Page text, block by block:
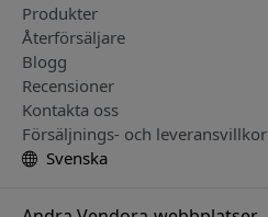
Produkter
Återförsäljare
Blogg
Recensioner
Kontakta oss
Försäljnings- och leveransvillkor
Svenska